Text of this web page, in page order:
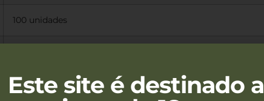
100 unidades
Tiro esportivo e treinamentos técnicos
Este site é destinado a